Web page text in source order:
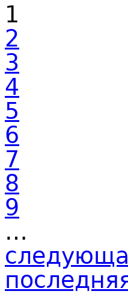
1
2
3
4
5
6
7
8
9
…